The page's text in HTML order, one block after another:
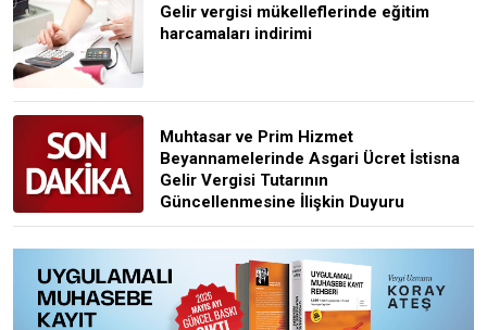
Gelir vergisi mükelleflerinde eğitim
harcamaları indirimi
Muhtasar ve Prim Hizmet
Beyannamelerinde Asgari Ücret İstisna
Gelir Vergisi Tutarının
Güncellenmesine İlişkin Duyuru